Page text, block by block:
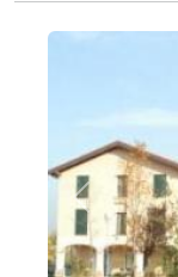
Zurück